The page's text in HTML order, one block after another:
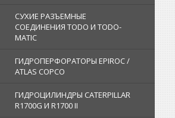
СУХИЕ РАЗЪЕМНЫЕ
СОЕДИНЕНИЯ TODO И TODO-
MATIC
ГИДРОПЕРФОРАТОРЫ EPIROC /
ATLAS COPCO
ГИДРОЦИЛИНДРЫ CATERPILLAR
R1700G И R1700 II